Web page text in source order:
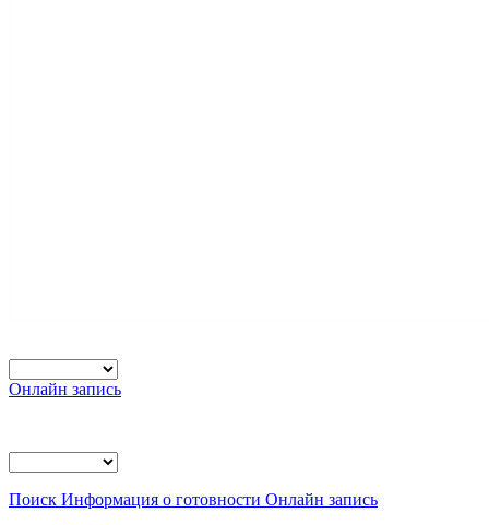
Онлайн запись
Поиск Информация о готовности Онлайн запись